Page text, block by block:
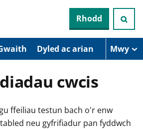
Rhodd
Dyled ac arian Mwy
cwcis
ffeiliau testun bach o'r enw
neu gyfrifiadur pan fyddwch